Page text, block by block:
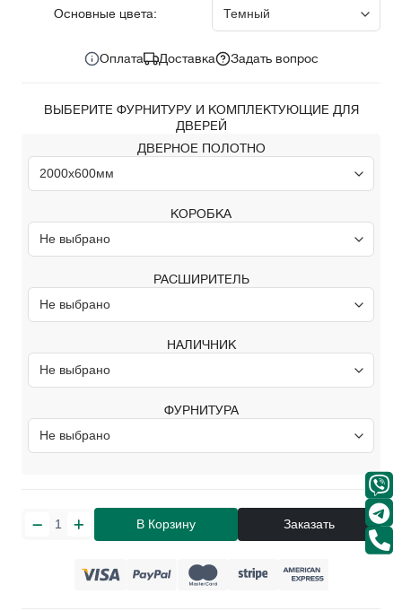
Основные цвета:
Оплата Доставка Задать вопрос
ВЫБЕРИТЕ ФУРНИТУРУ И КОМПЛЕКТУЮЩИЕ ДЛЯ
ДВЕРЕЙ
ДВЕРНОЕ ПОЛОТНО
КОРОБКА
РАСШИРИТЕЛЬ
НАЛИЧНИК
ФУРНИТУРА
В Корзину Заказать